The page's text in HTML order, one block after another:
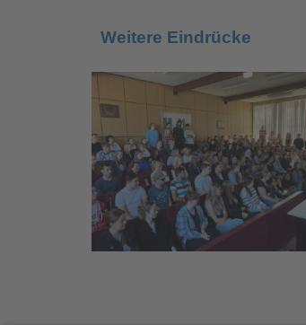
Weitere Eindrücke